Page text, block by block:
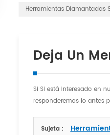
Herramientas Diamantadas
Deja Un
Si Si está interesado en
responderemos lo antes
Sujeta :